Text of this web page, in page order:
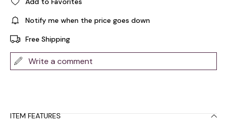
Notify me when the price goes down
Free Shipping
Write a comment
ITEM FEATURES